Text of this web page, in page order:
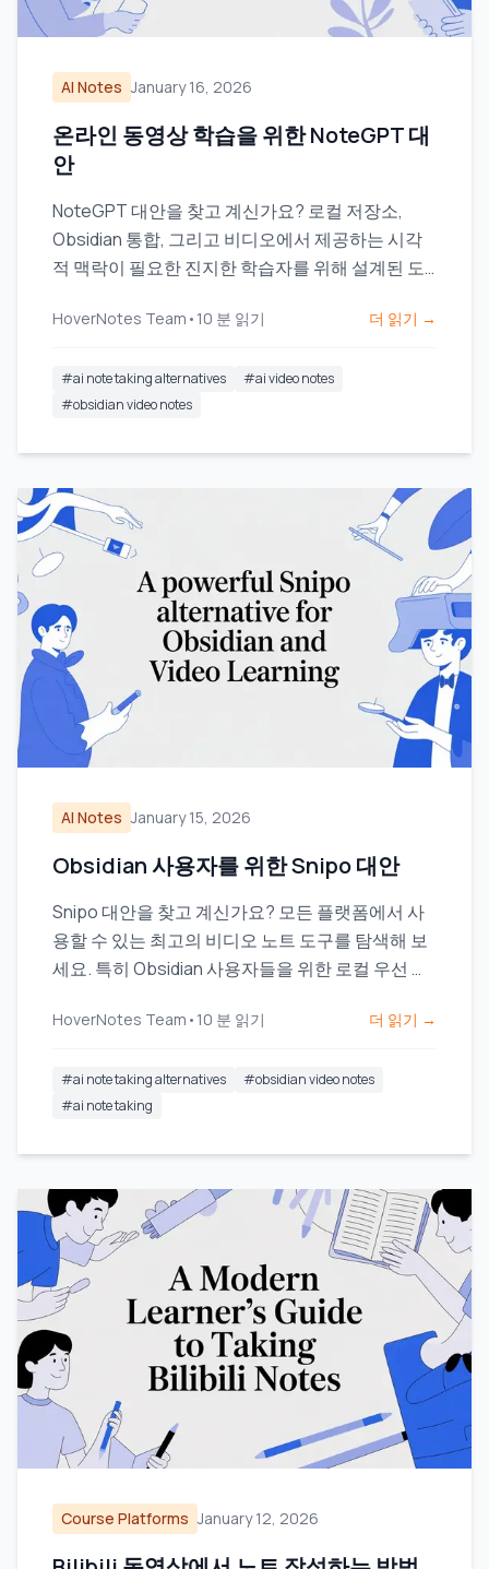
AI Notes January 16, 2026
온라인 동영상 학습을 위한 NoteGPT 대
안
NoteGPT 대안을 찾고 계신가요? 로컬 저장소,
Obsidian 통합, 그리고 비디오에서 제공하는 시각
적 맥락이 필요한 진지한 학습자를 위해 설계된 도
HoverNotes Team • 10 분 읽기 더 읽기 →
#ai note taking alternatives #ai video notes
#obsidian video notes
AI Notes January 15, 2026
Obsidian 사용자를 위한 Snipo 대안
Snipo 대안을 찾고 계신가요? 모든 플랫폼에서 사
용할 수 있는 최고의 비디오 노트 도구를 탐색해 보
세요. 특히 Obsidian 사용자들을 위한 로컬 우선 저
HoverNotes Team • 10 분 읽기 더 읽기 →
#ai note taking alternatives #obsidian video notes
#ai note taking
Course Platforms January 12, 2026